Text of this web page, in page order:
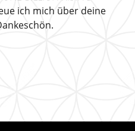
ich mich über deine